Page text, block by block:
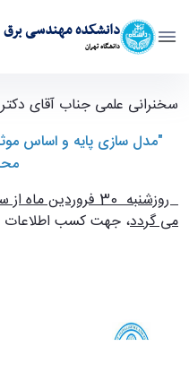
دانشکده مهندسی برق
دانشگاه تهران
برگزاری سخنرانی
عنوان:"مدل سازی
مهندسی برق و کامپیوتر
سخنرانی علمی جناب آقای
"مدل سازی پایه و اساس
می گردد، جهت کسب اطلاعات